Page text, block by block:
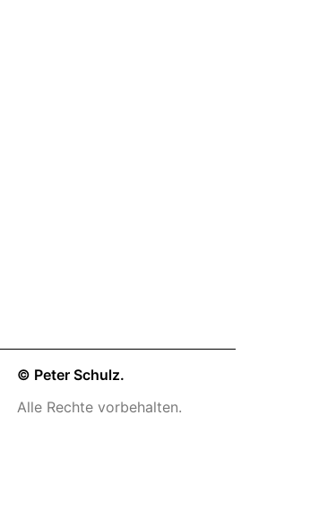
© Peter Schulz.
Alle Rechte vorbehalten.